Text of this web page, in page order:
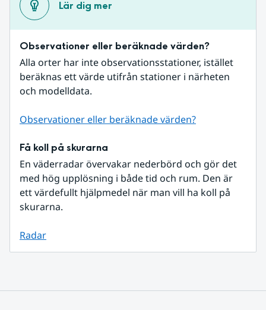
Lär dig mer
Observationer eller beräknade värden?
Alla orter har inte observationsstationer, istället
beräknas ett värde utifrån stationer i närheten
och modelldata.
Observationer eller beräknade värden?
Få koll på skurarna
En väderradar övervakar nederbörd och gör det
med hög upplösning i både tid och rum. Den är
ett värdefullt hjälpmedel när man vill ha koll på
skurarna.
Radar